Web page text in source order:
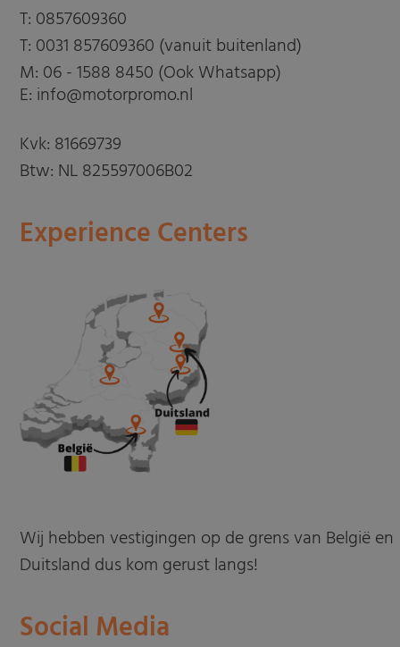
T: 0857609360
T: 0031 857609360 (vanuit buitenland)
M: 06 - 1588 8450 (Ook Whatsapp)
E: info@motorpromo.nl
Kvk: 81669739
Btw: NL 825597006B02
Experience Centers
Wij hebben vestigingen op de grens van België en
Duitsland dus kom gerust langs!
Social Media